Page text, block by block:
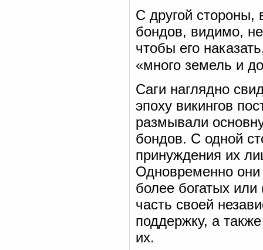
С другой стороны,
бондов, видимо,
чтобы его
«много земель и
Саги наглядно
эпоху викингов
размывали
бондов. С одной
принуждения их
Одновременно они
более богатых или
часть своей
поддержку, а
их.